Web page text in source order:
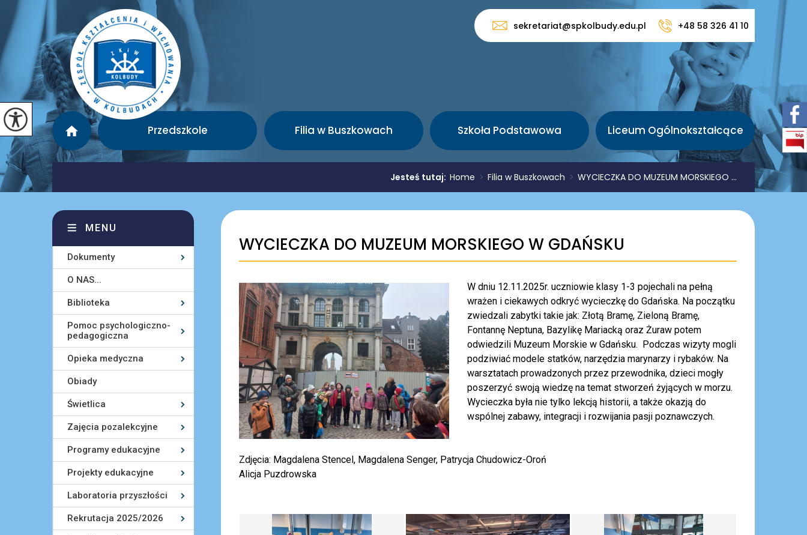
sekretariat@spkolbudy.edu.pl +48 58 326 41 10
Przedszkole Filia w Buszkowach Szkoła Podstawowa Liceum Ogólnokształcące
Jesteś tutaj: Home > Filia w Buszkowach > WYCIECZKA DO MUZEUM MORSKIEGO ...
WYCIECZKA DO MUZEUM MORSKIEGO W GDAŃSKU
W dniu 12.11.2025r. uczniowie klasy 1-3 pojechali na pełną
wrażen i ciekawych odkryć wycieczkę do Gdańska. Na początku
zwiedzali zabytki takie jak: Złotą Bramę, Zieloną Bramę,
Fontannę Neptuna, Bazylikę Mariacką oraz Żuraw potem
odwiedzili Muzeum Morskie w Gdańsku. Podczas wizyty mogli
podziwiać modele statków, narzędzia marynarzy i rybaków. Na
warsztatach prowadzonych przez przewodnika, dzieci mogły
poszerzyć swoją wiedzę na temat stworzeń żyjących w morzu.
Wycieczka była nie tylko lekcją historii, a także okazją do
wspólnej zabawy, integracji i rozwijania pasji poznawczych.
Zdjęcia: Magdalena Stencel, Magdalena Senger, Patrycja Chudowicz-Oroń
Alicja Puzdrowska
MENU
Dokumenty
O NAS...
Biblioteka
Pomoc psychologiczno-
pedagogiczna
Opieka medyczna
Obiady
Świetlica
Zajęcia pozalekcyjne
Programy edukacyjne
Projekty edukacyjne
Laboratoria przyszłości
Rekrutacja 2025/2026